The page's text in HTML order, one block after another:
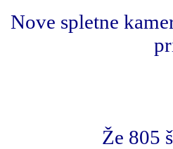
Nove spletne
Že 805